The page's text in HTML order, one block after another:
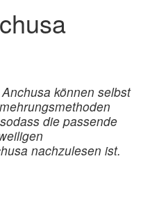
können selbst
die passende
nachzulesen ist.